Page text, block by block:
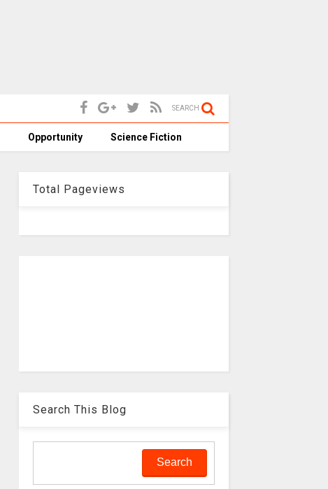
SEARCH
Opportunity Science Fiction
Total Pageviews
Search This Blog